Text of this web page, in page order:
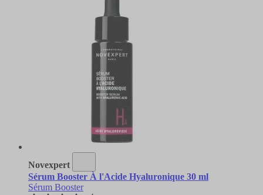
Novexpert
Sérum Booster À l'Acide Hyaluronique 30 ml
Sérum Booster